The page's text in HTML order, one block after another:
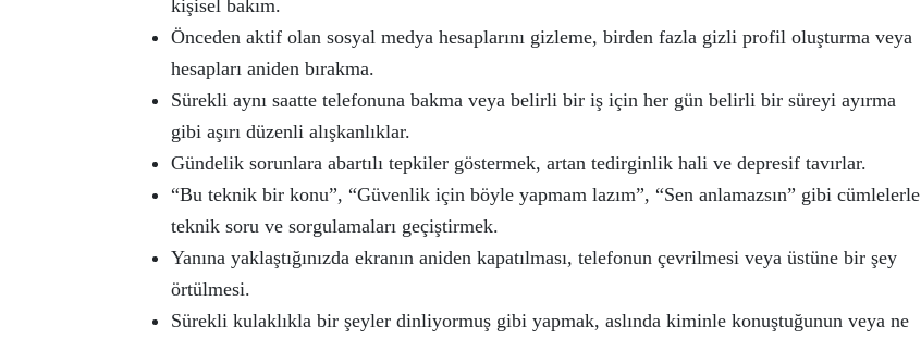
kişisel bakım.
Önceden aktif olan sosyal medya hesaplarını gizleme, birden fazla gizli profil oluşturma veya
hesapları aniden bırakma.
Sürekli aynı saatte telefonuna bakma veya belirli bir iş için her gün belirli bir süreyi ayırma
gibi aşırı düzenli alışkanlıklar.
Gündelik sorunlara abartılı tepkiler göstermek, artan tedirginlik hali ve depresif tavırlar.
“Bu teknik bir konu”, “Güvenlik için böyle yapmam lazım”, “Sen anlamazsın” gibi cümlelerle
teknik soru ve sorgulamaları geçiştirmek.
Yanına yaklaştığınızda ekranın aniden kapatılması, telefonun çevrilmesi veya üstüne bir şey
örtülmesi.
Sürekli kulaklıkla bir şeyler dinliyormuş gibi yapmak, aslında kiminle konuştuğunun veya ne